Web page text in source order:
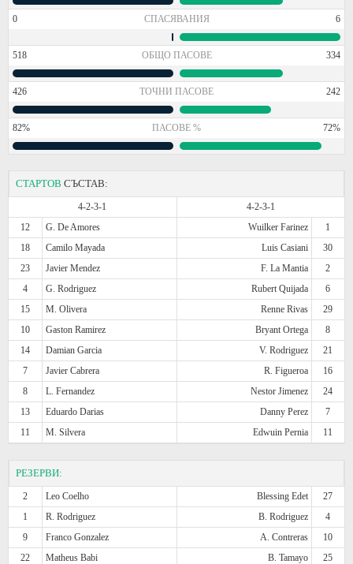
0 СПАСЯВАНИЯ 6
518 ОБЩО ПАСОВЕ 334
426 ТОЧНИ ПАСОВЕ 242
82% ПАСОВЕ % 72%
СТАРТОВ СЪСТАВ:
4-2-3-1
4-2-3-1
12
G. De Amores Wuilker Farinez
1
18
Camilo Mayada Luis Casiani
30
23
Javier Mendez F. La Mantia
2
4
G. Rodriguez Rubert Quijada
6
15
M. Olivera Renne Rivas
29
10
Gaston Ramirez Bryant Ortega
8
14
Damian Garcia V. Rodriguez
21
7
Javier Cabrera R. Figueroa
16
8
L. Fernandez Nestor Jimenez
24
13
Eduardo Darias Danny Perez
7
11
M. Silvera Edwuin Pernia 11
РЕЗЕРВИ:
2 Leo Coelho Blessing Edet
27
1
R. Rodriguez B. Rodriguez
4
9
Franco Gonzalez A. Contreras
10
22
Matheus Babi B. Tamayo
25